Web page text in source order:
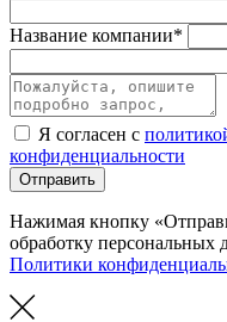
Название компании*
Я согласен с
конфиденциальности
Отправить
Нажимая кнопку
обработку персональных
Политики